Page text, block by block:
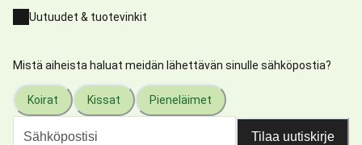
Uutuudet & tuotevinkit
Mistä aiheista haluat meidän lähettävän sinulle sähköpostia?
Koirat Kissat Pieneläimet
Tilaa uutiskirje